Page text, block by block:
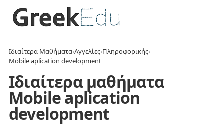
Ιδιαίτερα Μαθήματα›Αγγελίες›Πληροφορικής›
Mobile aplication development
Ιδιαίτερα μαθήματα
Mobile aplication
development